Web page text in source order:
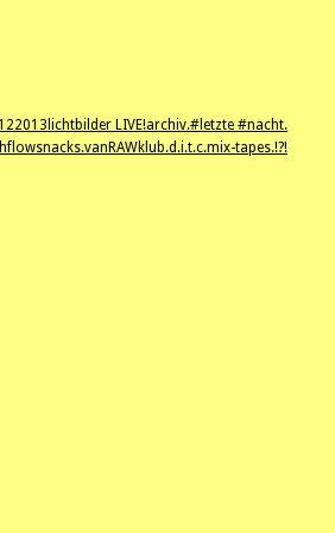
2013 lichtbilder LIVE!archiv.#letzte #nacht.
vanRAWklub.d.i.t.c.mix-tapes.!?!